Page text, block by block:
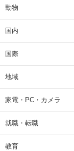
動物
国内
国際
地域
家電・PC・カメラ
就職・転職
教育